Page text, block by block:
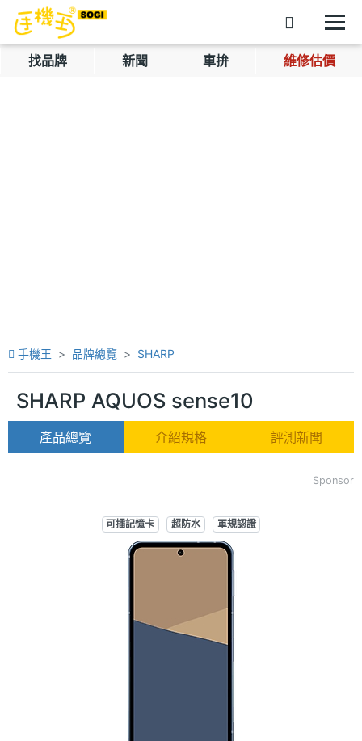
找品牌 新聞 車拚 維修估價
手機王 品牌總覽 SHARP
SHARP AQUOS sense10
產品總覽 介紹規格 評測新聞
Sponsor
可插記憶卡 超防水 軍規認證